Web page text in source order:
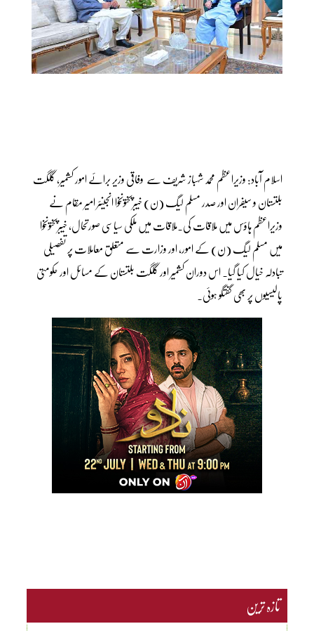
اسلام آباد: وزیراعظم محمد شہباز شریف سے وفاقی وزیر برائے امور کشمیر، گلگت
بلتستان و سیفران اور صدر مسلم لیگ (ن) خیبرپختونخوا انجینئر امیر مقام نے
وزیراعظم ہاؤس میں ملاقات کی۔ملاقات میں ملکی سیاسی صورتحال، خیبرپختونخوا
میں مسلم لیگ (ن) کے امور، اور وزارت سے متعلق معاملات پر تفصیلی
تبادلہ خیال کیا گیا۔ اس دوران کشمیر اور گلگت بلتستان کے مسائل اور حکومتی
پالیسیوں پر بھی گفتگو ہوئی۔
تازہ ترین